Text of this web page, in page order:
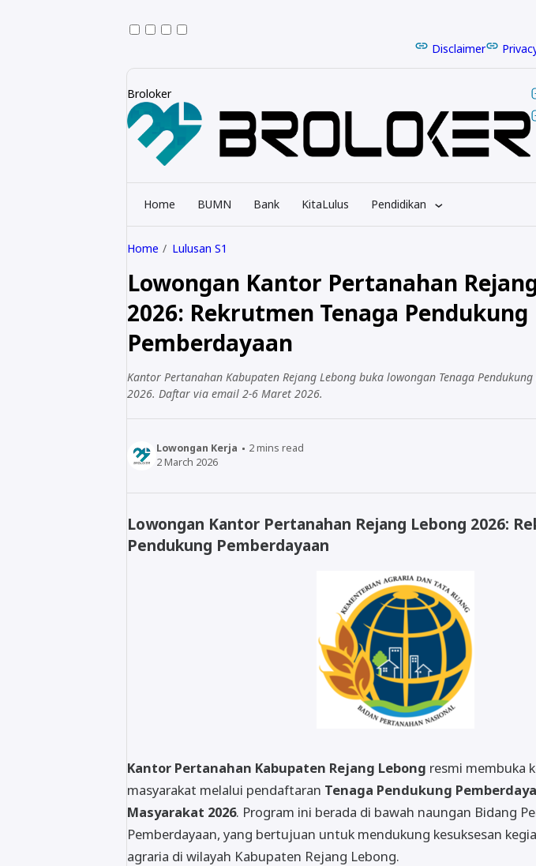
Disclaimer
Broloker
Home BUMN Bank KitaLulus Pendidikan
Home Lulusan S1
Lowongan Kantor Pertanahan
2026: Rekrutmen Tenaga Pendukung
Pemberdayaan
Kantor Pertanahan Kabupaten Rejang Lebong buka lowongan Tenaga
2026. Daftar via email 2-6 Maret 2026.
Lowongan Kerja 2mins read
2 March 2026
Lowongan Kantor Pertanahan Rejang Lebong 2026:
Pendukung Pemberdayaan
Kantor Pertanahan Kabupaten Rejang Lebong resmi membuka
masyarakat melalui pendaftaran Tenaga Pendukung
Masyarakat 2026. Program ini berada di bawah naungan Bidang
Pemberdayaan, yang bertujuan untuk mendukung kesuksesan
agraria di wilayah Kabupaten Rejang Lebong.